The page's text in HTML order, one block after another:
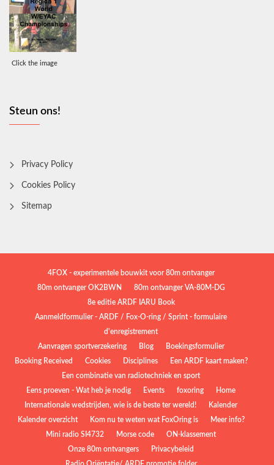
Click the image
Steun ons!
Privacy Policy
Cookies Policy
Sitemap
4FOX - experimentele bouwkit voor 80m ontvanger
80m ontvanger OK2BWN
80m ontvanger VA-80M-DG
8e editie ARDF IARU Book
Aanmeldformulier - ARDF / Fox-O-ring / Sprint - formulaire
d'enregistrement
Aanvragen sportverzekering
Blog
Boekingsformulier
Booking Received
Cookies Disciplines
Een ARDF kaart maken?
Een combinatie van radiotechniek en sport
Eens proeven - Wat heb je nodig
Events foxoring
Home
Internationale wedstrijden, wie is de beste ter wereld!
Kalender
Kalender overzicht
Kom nu te weten wat FoxOring is
Meer info?
Mini radio SI4732
Morse code
ON-klassement
Onze 80m ontvangers
Privacybeleid